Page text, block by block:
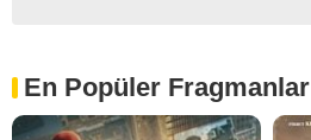
En Popüler Fragmanlar